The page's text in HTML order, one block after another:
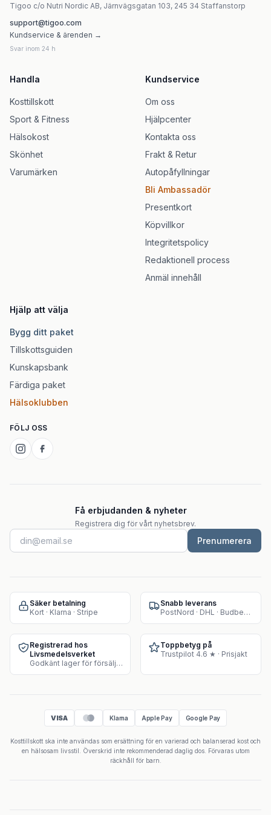
Tigoo c/o Nutri Nordic AB, Järnvägsgatan 103, 245 34 Staffanstorp
support@tigoo.com
Kundservice & ärenden →
Svar inom 24 h
Handla
Kosttillskott
Sport & Fitness
Hälsokost
Skönhet
Varumärken
Kundservice
Om oss
Hjälpcenter
Kontakta oss
Frakt & Retur
Autopåfyllningar
Bli Ambassadör
Presentkort
Köpvillkor
Integritetspolicy
Redaktionell process
Anmäl innehåll
Hjälp att välja
Bygg ditt paket
Tillskottsguiden
Kunskapsbank
Färdiga paket
Hälsoklubben
FÖLJ OSS
Få erbjudanden & nyheter
Registrera dig för vårt nyhetsbrev.
Prenumerera
Säker betalning
Kort · Klarna · Stripe
Snabb leverans
PostNord · DHL · Budbee · Instabox
Registrerad hos
Livsmedelsverket
Godkänt lager för försäljning av kosttillskott
Toppbetyg på
Trustpilot 4.6 ★ · Prisjakt
VISA Klarna Apple Pay Google Pay
Kosttillskott ska inte användas som ersättning för en varierad och balanserad kost och
en hälsosam livsstil. Överskrid inte rekommenderad daglig dos. Förvaras utom
räckhåll för barn.